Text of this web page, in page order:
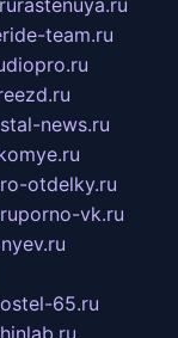
team.ru
news.ru
otdelky.ru
porno-vk.ru
65.ru